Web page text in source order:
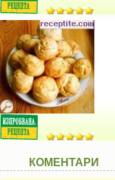
КОМЕНТАРИ